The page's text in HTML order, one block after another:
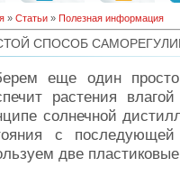
» Статьи » Полезная информация
СПОСОБ
еще один
растения
солнечной
с
две